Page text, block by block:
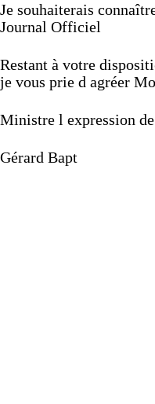
Je souhaiterais
Journal Officiel
Restant à votre
je vous prie d agréer
Ministre l expression de
Gérard Bapt